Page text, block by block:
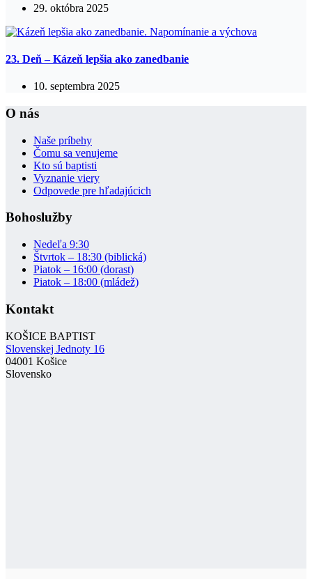
29. októbra 2025
23. Deň – Kázeň lepšia ako zanedbanie
10. septembra 2025
O nás
Naše príbehy
Čomu sa venujeme
Kto sú baptisti
Vyznanie viery
Odpovede pre hľadajúcich
Bohoslužby
Nedeľa 9:30
Štvrtok – 18:30 (biblická)
Piatok – 16:00 (dorast)
Piatok – 18:00 (mládež)
Kontakt
KOŠICE BAPTIST
Slovenskej Jednoty 16
04001 Košice
Slovensko